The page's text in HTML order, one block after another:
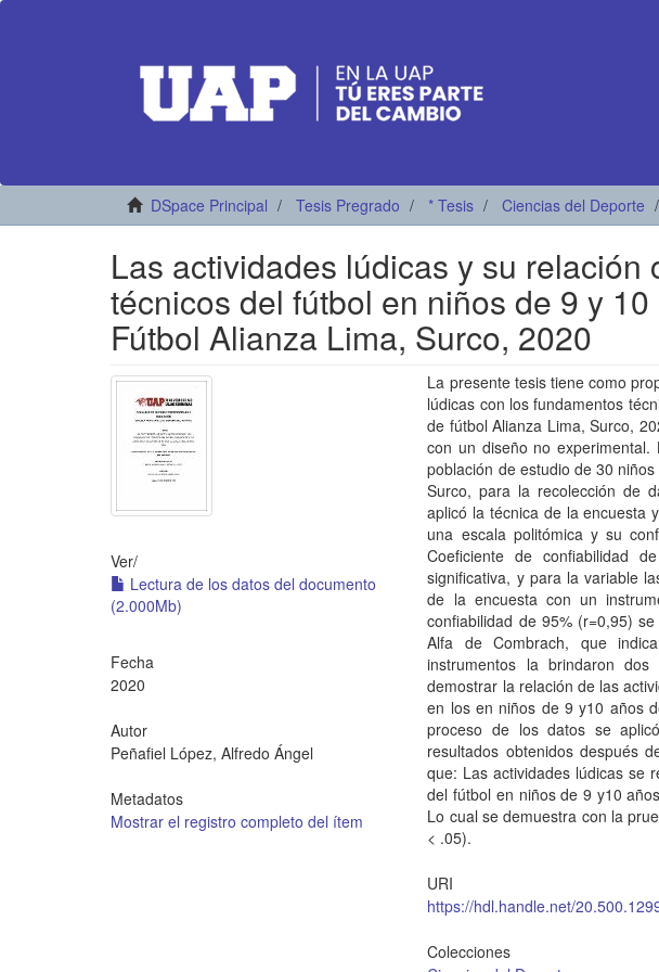
DSpace Principal Tesis Pregrado * Tesis Ciencias del Deporte
Las actividades lúdicas y su relación
técnicos del fútbol en niños de 9 y
Fútbol Alianza Lima, Surco, 2020
Ver/
Lectura de los datos del documento
(2.000Mb)
Fecha
2020
Autor
Peñafiel López, Alfredo Ángel
Metadatos
Mostrar el registro completo del ítem
La presente tesis tiene como
lúdicas con los fundamentos
de fútbol Alianza Lima, Surco,
con un diseño no
población de estudio de 30
Surco, para la recolección de
aplicó la técnica de la encuesta
una escala politómica y su
Coeficiente de confiabilidad
significativa, y para la variable
de la encuesta con un
confiabilidad de 95% (r=0,95)
Alfa de Combrach, que
instrumentos la brindaron
demostrar la relación de las
en los en niños de 9 y10 años
proceso de los datos se
resultados obtenidos después
que: Las actividades lúdicas se
del fútbol en niños de 9 y10
Lo cual se demuestra con la
< .05).
URI
https://hdl.handle.net/
Colecciones